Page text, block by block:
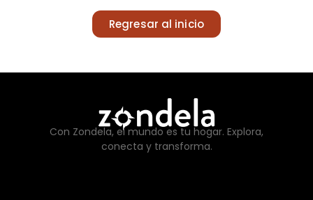
Regresar al inicio
Con Zondela, el mundo es tu hogar. Explora,
conecta y transforma.